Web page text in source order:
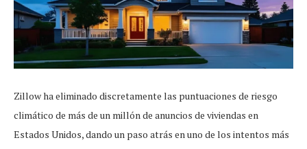
Zillow ha eliminado discretamente las puntuaciones de riesgo
climático de más de un millón de anuncios de viviendas en
Estados Unidos, dando un paso atrás en uno de los intentos más